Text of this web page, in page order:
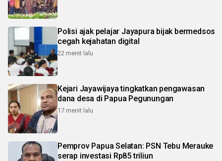
Polisi ajak pelajar Jayapura bijak bermedsos
cegah kejahatan digital
22 menit lalu
Kejari Jayawijaya tingkatkan pengawasan
dana desa di Papua Pegunungan
17 menit lalu
Pemprov Papua Selatan: PSN Tebu Merauke
serap investasi Rp85 triliun